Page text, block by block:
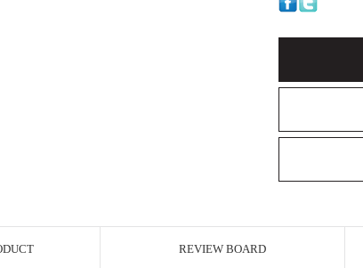
REVIEW BOARD